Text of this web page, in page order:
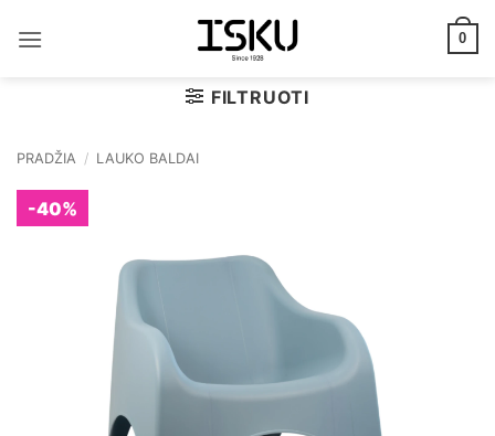
0
FILTRUOTI
PRADŽIA / LAUKO BALDAI
-40%